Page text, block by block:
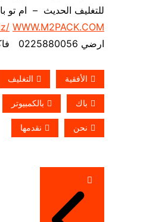
للتغليف الحديث – ام تو
WWW.M2PACK.COM
ارضي 0225880056 فاكس ارضي
الأفقية التغليف
باك بالكمبيوتر
نحن نقدمها
تصفّح
المقالات